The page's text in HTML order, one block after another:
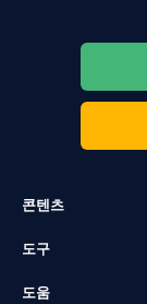
콘텐츠
도구
도움